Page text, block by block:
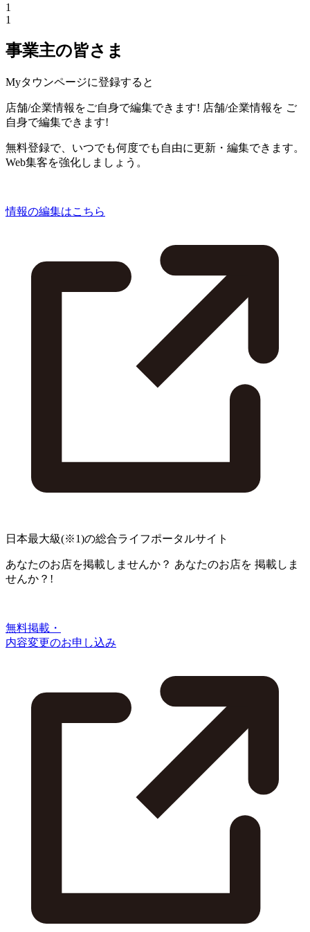
1
1
事業主の皆さま
Myタウンページに登録すると
店舗/企業情報をご自身で編集できます! 店舗/企業情報を ご
自身で編集できます!
無料登録で、いつでも何度でも自由に更新・編集できます。
Web集客を強化しましょう。
情報の編集はこちら
日本最大級(※1)の総合ライフポータルサイト
あなたのお店を掲載しませんか？ あなたのお店を 掲載しま
せんか？!
無料掲載・
内容変更のお申し込み